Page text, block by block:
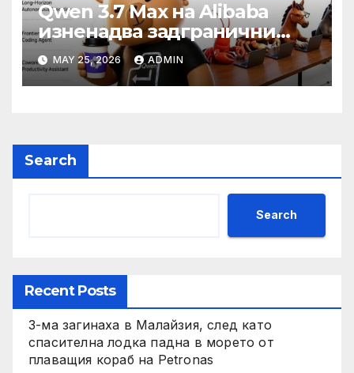
Qwen 3.7 Max на Alibaba
изненадва задгранични
разработчици с 35-часово
автономно изпълнение на
задачи
MAY 25, 2026 ADMIN
Search
Search
Recent Posts
3-ма загинаха в Малайзия, след като
спасителна лодка падна в морето от
плаващия кораб на Petronas